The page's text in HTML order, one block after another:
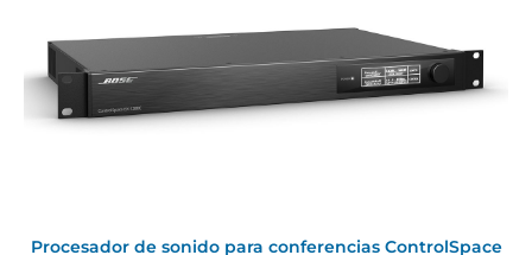
Procesador de sonido para conferencias ControlSpace